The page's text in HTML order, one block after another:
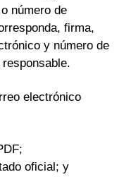
número de
firma,
y número de
electrónico
oficial; y